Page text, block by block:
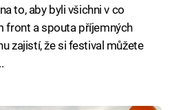
to, aby byli všichni v co
front a spouta příjemných
zajistí, že si festival můžete